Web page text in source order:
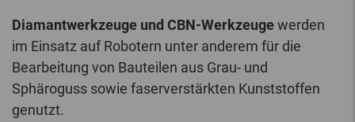
Diamantwerkzeuge und CBN-Werkzeugewerden
im Einsatz auf Robotern unter anderem für die
Bearbeitung von Bauteilen aus Grau- und
Sphäroguss sowie faserverstärkten Kunststoffen
genutzt.